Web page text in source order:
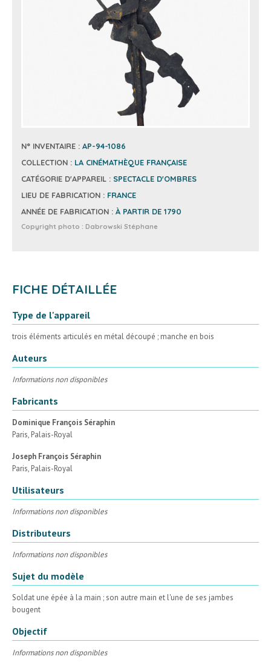
N° INVENTAIRE : AP-94-1086
COLLECTION : LA CINÉMATHÈQUE FRANÇAISE
CATÉGORIE D'APPAREIL : SPECTACLE D'OMBRES
LIEU DE FABRICATION : FRANCE
ANNÉE DE FABRICATION : À PARTIR DE 1790
Copyright photo : Dabrowski Stéphane
FICHE DÉTAILLÉE
Type de l'appareil
trois éléments articulés en métal découpé ; manche en bois
Auteurs
Informations non disponibles
Fabricants
Dominique François Séraphin
Paris, Palais-Royal
Joseph François Séraphin
Paris, Palais-Royal
Utilisateurs
Informations non disponibles
Distributeurs
Informations non disponibles
Sujet du modèle
Soldat une épée à la main ; son autre main et l'une de ses jambes
bougent
Objectif
Informations non disponibles